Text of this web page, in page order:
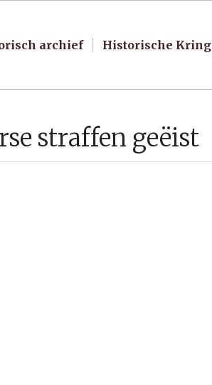
archief Historische Kring
straffen geëist